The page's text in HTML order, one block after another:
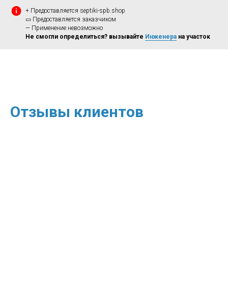
+ Предоставляется septiki-spb.shop
▭ Предоставляется заказчиком
— Применение невозможно
Не смогли определиться? вызывайте Инженера на участок
Отзывы клиентов